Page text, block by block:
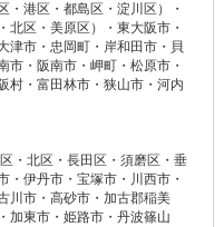
・港区・都島区・淀川区）・
北区・美原区）・東大阪市・
津市・忠岡町・岸和田市・貝
市・阪南市・岬町・松原市・
村・富田林市・狭山市・河内
・北区・長田区・須磨区・垂
・伊丹市・宝塚市・川西市・
川市・高砂市・加古郡稲美
加東市・姫路市・丹波篠山